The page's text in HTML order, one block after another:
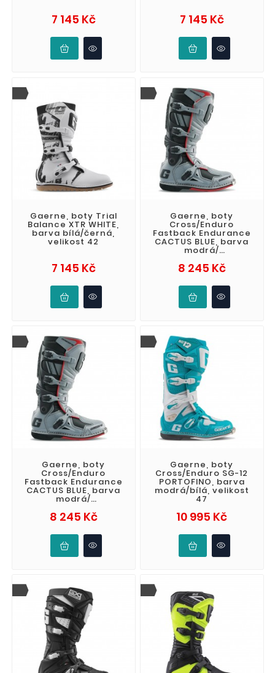
7 145 KčCena 7 145 KčCena
Gaerne, boty Trial
Balance XTR WHITE,
barva bílá/černá,
velikost 42
7 145 KčCena
Gaerne, boty
Cross/Enduro
Fastback Endurance
CACTUS BLUE, barva
modrá/
velikost 45
8 245 KčCena
Gaerne, boty
Cross/Enduro
Fastback Endurance
CACTUS BLUE, barva
modrá/
velikost 44
8 245 KčCena
Gaerne, boty
Cross/Enduro SG-12
PORTOFINO, barva
modrá/bílá, velikost
47
10 995 KčCena